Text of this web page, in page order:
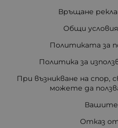
Връщане
Общи условия
Политиката за
Политика за
При възникване на спор,
можете да
Вашите
Отказ